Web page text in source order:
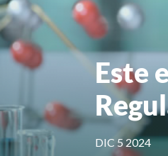
Este
DIC 5 2024